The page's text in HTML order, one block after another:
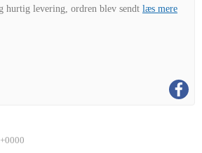
hurtig levering, ordren blev sendt læs mere